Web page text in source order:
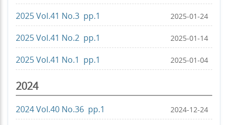
2025 Vol.41 No.3 pp.1 2025-01-24
2025 Vol.41 No.2 pp.1 2025-01-14
2025 Vol.41 No.1 pp.1 2025-01-04
2024
2024 Vol.40 No.36 pp.1 2024-12-24